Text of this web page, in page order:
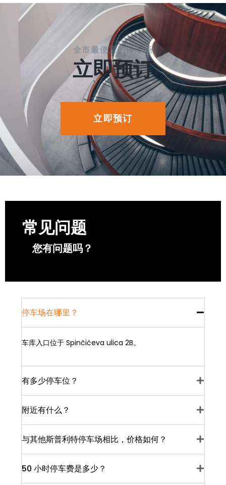
全市最便宜的停车场
立即预订
立即预订
常见问题
您有问题吗？
停车场在哪里？
车库入口位于 Spinčićeva ulica 2B。
有多少停车位？
附近有什么？
与其他斯普利特停车场相比，价格如何？
50 小时停车费是多少？